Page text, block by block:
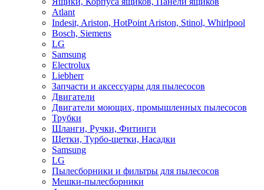
Atlant
Indesit, Ariston, HotPoint Ariston, Stinol, Whirlpool
Bosch, Siemens
LG
Samsung
Electrolux
Liebherr
Запчасти и аксессуары для пылесосов
Двигатели
Двигатели моющих, промышленных пылесосов
Трубки
Шланги, Ручки, Фитинги
Щетки, Турбо-щетки, Насадки
Samsung
LG
Пылесборники и фильтры для пылесосов
Мешки-пылесборники